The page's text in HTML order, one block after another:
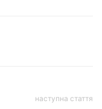
наступна стаття